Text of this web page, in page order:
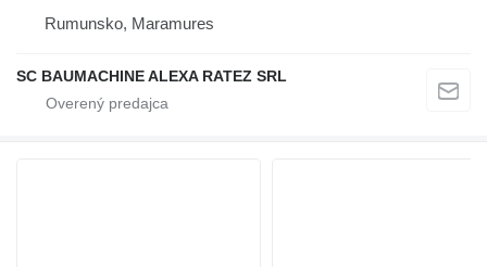
Rumunsko, Maramures
SC BAUMACHINE ALEXA RATEZ SRL